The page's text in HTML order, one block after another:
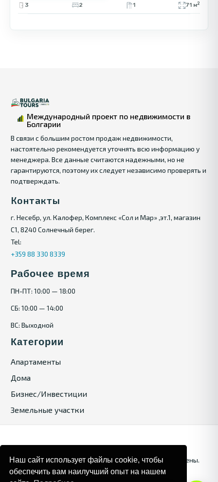
3 2 1 71 м2
Международный проект по недвижимости в
Болгарии
В связи с большим ростом продаж недвижимости,
настоятельно рекомендуется уточнять всю информацию у
менеджера. Все данные считаются надежными, но не
гарантируются, поэтому их следует независимо проверять и
подтверждать.
Контакты
г. Несебр, ул. Калофер, Комплекс «Сол и Мар» ,эт.1, магазин
С1, 8240 Солнечный берег.
Tel:
+359 88 330 8339
Рабочее время
ПН-ПТ: 10:00 — 18:00
СБ: 10:00 — 14:00
ВС: Выходной
Категории
Апартаменты
Дома
Бизнес/Инвестиции
Земельные участки
© 2025. Bulgaria Tours by Inrealr4u. Все права зашищены.
Карта сайта Политика конфиденциальности
Наш сайт использует файлы cookie, чтобы
обеспечить вам наилучший опыт на нашем